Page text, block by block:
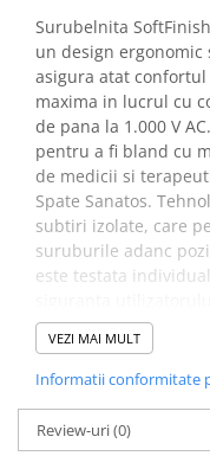
Surubelnita
un design
asigura atat
maxima in lucrul cu
de pana la 1.000 V
pentru a fi bland cu
de medicii si
Spate Sanatos.
subtiri izolate, care
suruburile adanc
este testata
Beneficii
slimFix de la
4010995354466:
VEZI MAI MULT
Informatii conformitate
Review-uri(0)